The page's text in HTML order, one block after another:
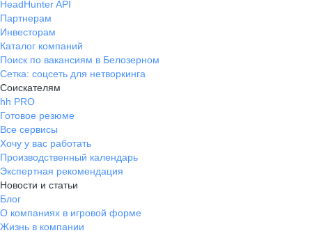
HeadHunter API
Партнерам
Инвесторам
Каталог компаний
Поиск по вакансиям в Белозерном
Сетка: соцсеть для нетворкинга
Соискателям
hh PRO
Готовое резюме
Все сервисы
Хочу у вас работать
Производственный календарь
Экспертная рекомендация
Новости и статьи
Блог
О компаниях в игровой форме
Жизнь в компании